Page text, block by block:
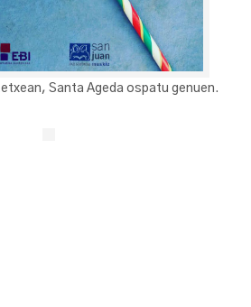
Santa Ageda ospatu genuen.